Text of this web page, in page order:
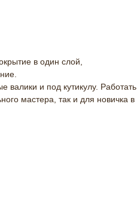
в один слой,
валики и под кутикулу. Работать
мастера, так и для новичка в